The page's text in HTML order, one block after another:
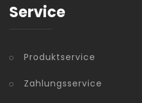
Service
Produktservice
Zahlungsservice